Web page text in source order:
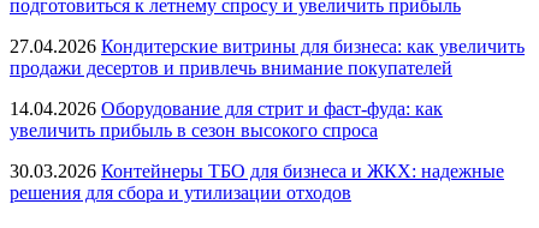
подготовиться к летнему спросу и увеличить прибыль
27.04.2026 Кондитерские витрины для бизнеса: как увеличить
продажи десертов и привлечь внимание покупателей
14.04.2026 Оборудование для стрит и фаст-фуда: как
увеличить прибыль в сезон высокого спроса
30.03.2026 Контейнеры ТБО для бизнеса и ЖКХ: надежные
решения для сбора и утилизации отходов